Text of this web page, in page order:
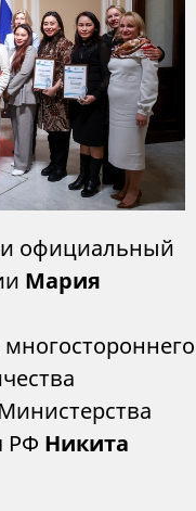
официальный
Мария
РФ Никита